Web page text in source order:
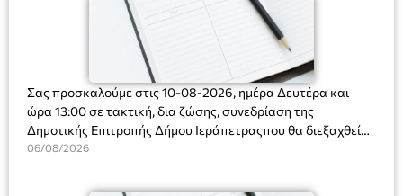
Σας προσκαλούμε στις 10-08-2026, ημέρα Δευτέρα και
ώρα 13:00 σε τακτική, δια ζώσης, συνεδρίαση της
Δημοτικής Επιτροπής Δήμου Ιεράπετραςπου θα διεξαχθεί
στο Δημοτικό Κατάστημα, Δημοκρατίας 31 στην αίθουσα
και λήψη αποφάσεων στα παρακάτω θέματα:
06/08/2026